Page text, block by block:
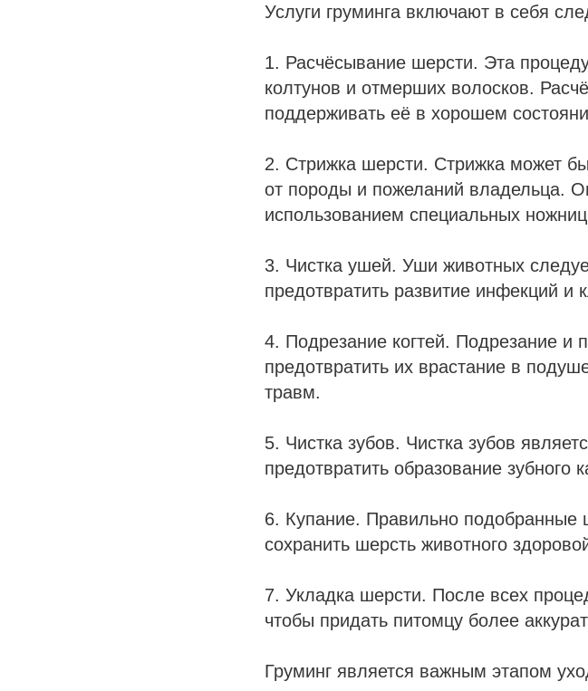
Услуги груминга включают в себя
1. Расчёсывание шерсти. Эта
колтунов и отмерших волосков.
поддерживать её в хорошем
2. Стрижка шерсти. Стрижка может
от породы и пожеланий владельца.
использованием специальных
3. Чистка ушей. Уши животных
предотвратить развитие инфекций и
4. Подрезание когтей. Подрезание и
предотвратить их врастание в
травм.
5. Чистка зубов. Чистка зубов
предотвратить образование зубного
6. Купание. Правильно подобранные
сохранить шерсть животного
7. Укладка шерсти. После всех
чтобы придать питомцу более
Груминг является важным этапом